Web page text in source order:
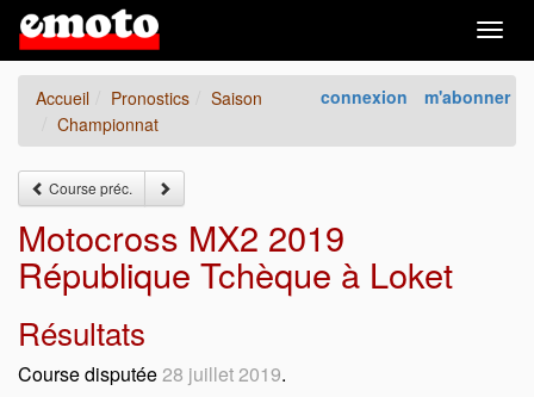
connexion m'abonner
Accueil Pronostics
Saison
Championnat
Course préc.
Motocross MX2 2019
République Tchèque à Loket
Résultats
Course disputée28 juillet 2019.